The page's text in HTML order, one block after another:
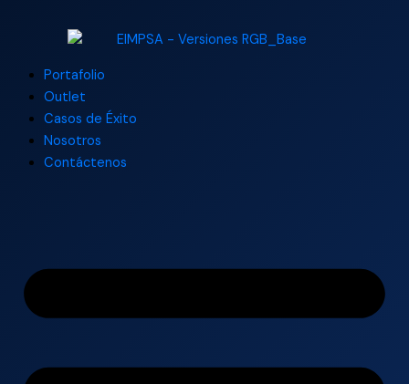
Portafolio
Outlet
Casos de Éxito
Nosotros
Contáctenos